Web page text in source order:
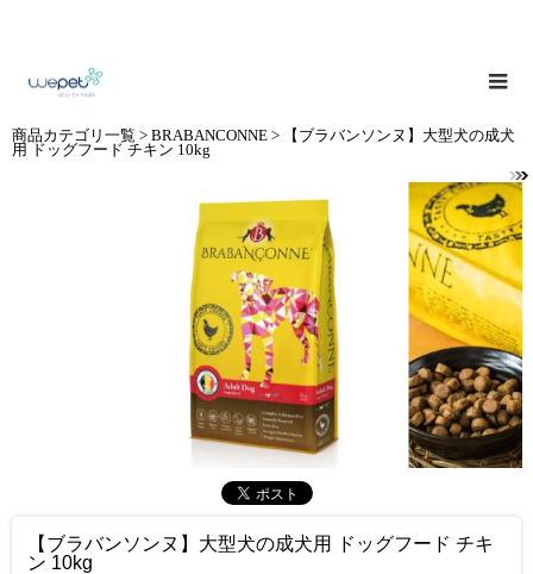
商品カテゴリ一覧 > BRABANCONNE > 【ブラバンソンヌ】大型犬の成犬
用 ドッグフード チキン 10kg
【ブラバンソンヌ】大型犬の成犬用 ドッグフード チキ
ン 10kg